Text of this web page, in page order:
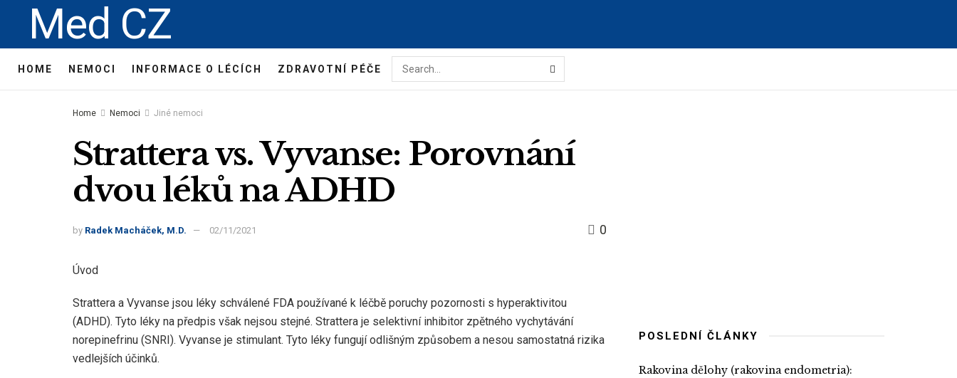
Med CZ
HOME NEMOCI INFORMACE O LÉCÍCH ZDRAVOTNÍ PÉČE
Home Nemoci Jiné nemoci
Strattera vs. Vyvanse: Porovnání
dvou léků na ADHD
by Radek Macháček, M.D. 02/11/2021 0
Úvod
Strattera a Vyvanse jsou léky schválené FDA používané k léčbě poruchy pozornosti s hyperaktivitou
(ADHD). Tyto léky na předpis však nejsou stejné. Strattera je selektivní inhibitor zpětného vychytávání
norepinefrinu (SNRI). Vyvanse je stimulant. Tyto léky fungují odlišným způsobem a nesou samostatná rizika
vedlejších účinků.
POSLEDNÍ ČLÁNKY
Rakovina dělohy (rakovina endometria):